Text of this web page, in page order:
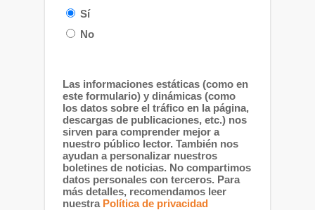
Sí
No
Las informaciones estáticas (como en
este formulario) y dinámicas (como
los datos sobre el tráfico en la página,
descargas de publicaciones, etc.) nos
sirven para comprender mejor a
nuestro público lector. También nos
ayudan a personalizar nuestros
boletines de noticias. No compartimos
datos personales con terceros. Para
más detalles, recomendamos leer
nuestra Política de privacidad